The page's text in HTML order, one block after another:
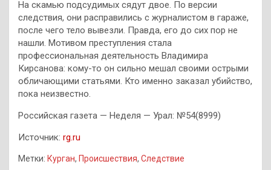
На скамью подсудимых сядут двое. По версии
следствия, они расправились с журналистом в гараже,
после чего тело вывезли. Правда, его до сих пор не
нашли. Мотивом преступления стала
профессиональная деятельность Владимира
Кирсанова: кому-то он сильно мешал своими острыми
обличающими статьями. Кто именно заказал убийство,
пока неизвестно.
Российская газета — Неделя — Урал: №54(8999)
Источник: rg.ru
Метки: Курган, Происшествия, Следствие